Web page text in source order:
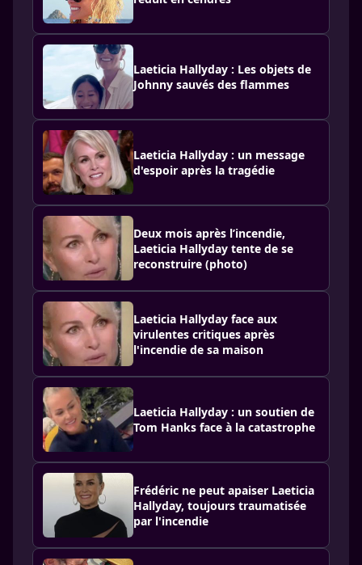
Laeticia Hallyday : Les objets de
Johnny sauvés des flammes
Laeticia Hallyday : un message
d'espoir après la tragédie
Deux mois après l’incendie,
Laeticia Hallyday tente de se
reconstruire (photo)
Laeticia Hallyday face aux
virulentes critiques après
l'incendie de sa maison
Laeticia Hallyday : un soutien de
Tom Hanks face à la catastrophe
Frédéric ne peut apaiser Laeticia
Hallyday, toujours traumatisée
par l'incendie